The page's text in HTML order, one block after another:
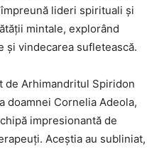
lideri spirituali și
mintale, explorând
și vindecarea sufletească.
de Arhimandritul Spiridon
doamnei Cornelia Adeola,
impresionantă de
Aceștia au subliniat,